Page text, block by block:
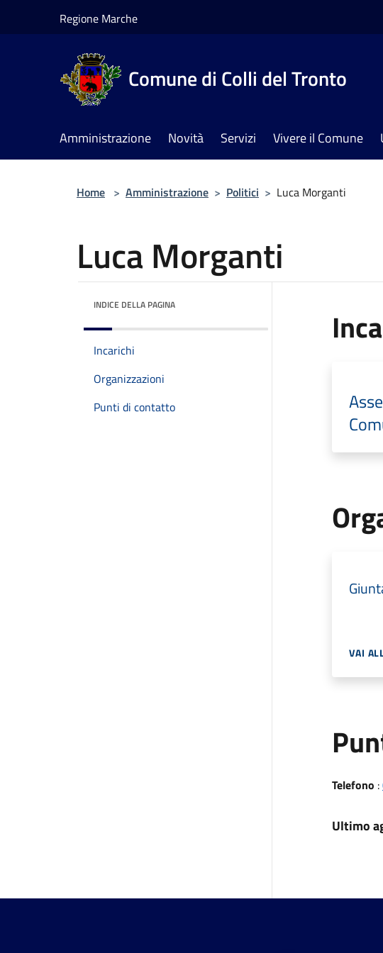
Regione Marche
Comune di Colli del Tronto
Amministrazione Novità Servizi Vivere il Comune
Home > Amministrazione > Politici > Luca Morganti
Luca Morganti
INDICE DELLA PAGINA
Incarichi
Organizzazioni
Punti di contatto
VAI
Telefono :
Ultimo